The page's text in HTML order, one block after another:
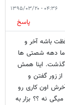
۰۴:۳۶ - ۱۳۹۵/۰۳/۲۰
پاسخ
باشه آخر و
ما دهه شصتی ها
اینا همش
زور گفتن و
اون کاری رو
نه ؟؟ بزار به